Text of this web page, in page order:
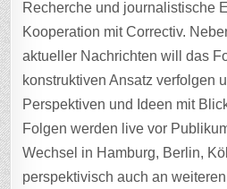
Recherche und journalistische
Kooperation mit Correctiv.
aktueller Nachrichten will das
konstruktiven Ansatz verfolgen
Perspektiven und Ideen mit
Folgen werden live vor
Wechsel in Hamburg, Berlin,
perspektivisch auch an